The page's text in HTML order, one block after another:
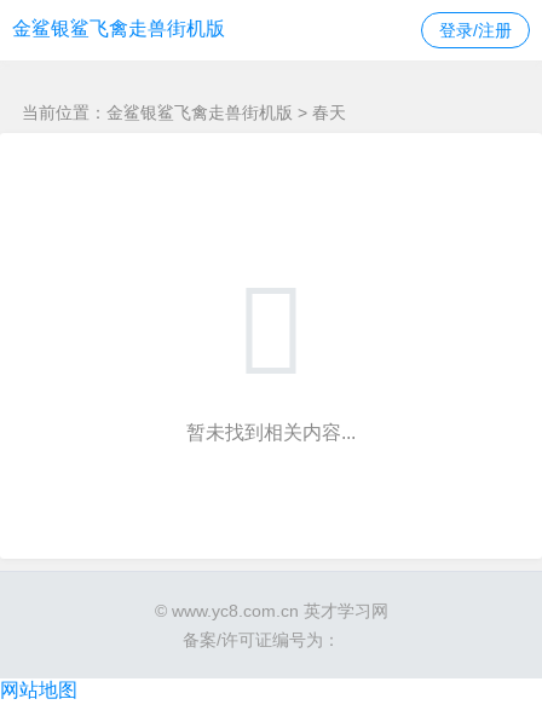
金鲨银鲨飞禽走兽街机版
登录/注册
当前位置： 金鲨银鲨飞禽走兽街机版 > 春天
暂未找到相关内容...
© www.yc8.com.cn 英才学习网
备案/许可证编号为：
网站地图